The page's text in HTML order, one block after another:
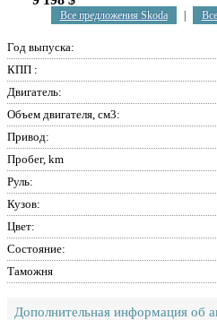
Все предложения Skoda
Год выпуска:
КПП :
Двигатель:
Объем двигателя, см3:
Привод:
Пробег, km
Руль:
Кузов:
Цвет:
Состояние:
Таможня
Дополнительная информация об